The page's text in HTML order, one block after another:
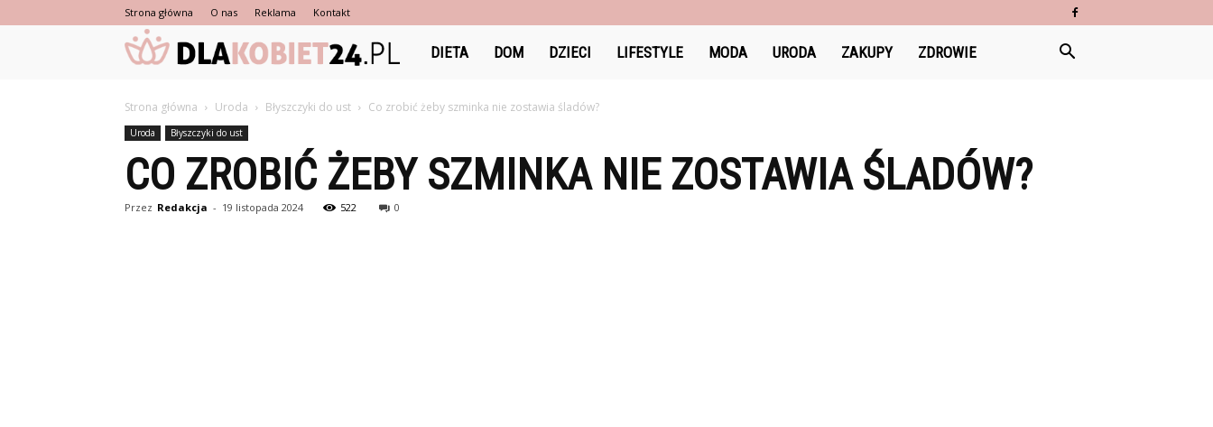
Strona główna O nas Reklama Kontakt
DlaKobiet24.pl
DIETA DOM DZIECI LIFESTYLE MODA URODA ZAKUPY ZDROWIE
Strona główna Uroda Błyszczyki do ust Co zrobić żeby szminka nie zostawia śladów?
Uroda Błyszczyki do ust
CO ZROBIĆ ŻEBY SZMINKA NIE ZOSTAWIA ŚLADÓW?
Przez Redakcja - 19 listopada 2024 522 0